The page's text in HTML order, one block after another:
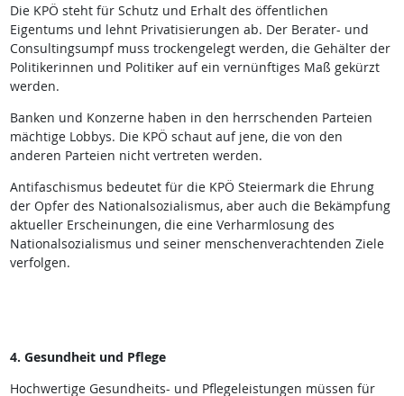
Die KPÖ steht für Schutz und Erhalt des öffentlichen
Eigentums und lehnt Privatisierungen ab. Der Berater- und
Consultingsumpf muss trockengelegt werden, die Gehälter der
Politikerinnen und Politiker auf ein vernünftiges Maß gekürzt
werden.
Banken und Konzerne haben in den herrschenden Parteien
mächtige Lobbys. Die KPÖ schaut auf jene, die von den
anderen Parteien nicht vertreten werden.
Antifaschismus bedeutet für die KPÖ Steiermark die Ehrung
der Opfer des Nationalsozialismus, aber auch die Bekämpfung
aktueller Erscheinungen, die eine Verharmlosung des
Nationalsozialismus und seiner menschenverachtenden Ziele
verfolgen.
4. Gesundheit und Pflege
Hochwertige Gesundheits- und Pflegeleistungen müssen für